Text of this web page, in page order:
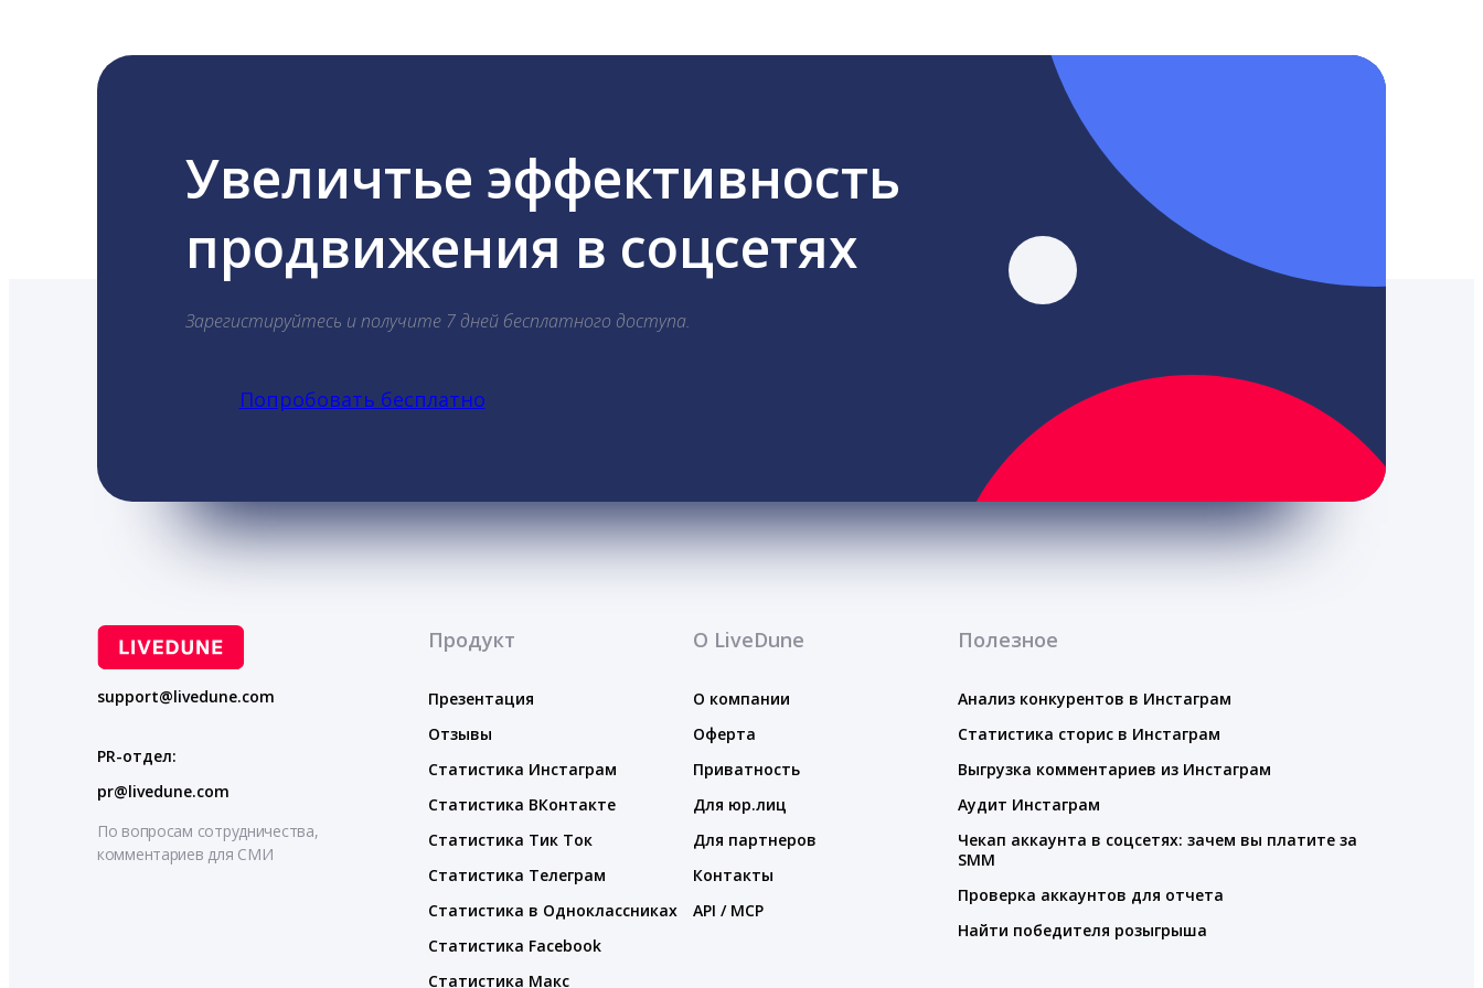
Увеличтье эффективность
продвижения в соцсетях
Зарегистируйтесь и получите 7 дней бесплатного доступа.
Попробовать бесплатно
support@livedune.com
PR-отдел:
pr@livedune.com
По вопросам сотрудничества,
комментариев для СМИ
Продукт
Презентация
Отзывы
Статистика Инстаграм
Статистика ВКонтакте
Статистика Тик Ток
Статистика Телеграм
Статистика в Одноклассниках
Статистика Facebook
Статистика Макс
О LiveDune
О компании
Оферта
Приватность
Для юр.лиц
Для партнеров
Контакты
API / MCP
Полезное
Анализ конкурентов в Инстаграм
Статистика сторис в Инстаграм
Выгрузка комментариев из Инстаграм
Аудит Инстаграм
Чекап аккаунта в соцсетях: зачем вы платите за
SMM
Проверка аккаунтов для отчета
Найти победителя розыгрыша